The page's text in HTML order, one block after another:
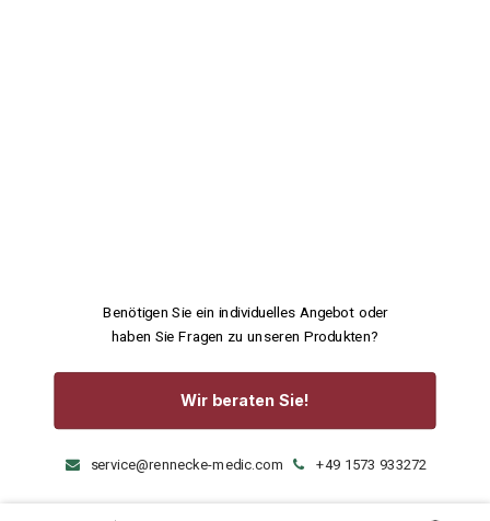
Benötigen Sie ein individuelles Angebot oder
haben Sie Fragen zu unseren Produkten?
Wir beraten Sie!
service@rennecke-medic.com +49 1573 933272